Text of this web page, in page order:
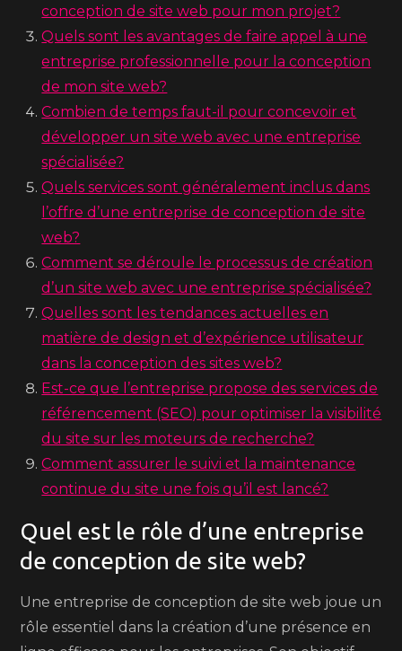
conception de site web pour mon projet?
Quels sont les avantages de faire appel à une
entreprise professionnelle pour la conception
de mon site web?
Combien de temps faut-il pour concevoir et
développer un site web avec une entreprise
spécialisée?
Quels services sont généralement inclus dans
l’offre d’une entreprise de conception de site
web?
Comment se déroule le processus de création
d’un site web avec une entreprise spécialisée?
Quelles sont les tendances actuelles en
matière de design et d’expérience utilisateur
dans la conception des sites web?
Est-ce que l’entreprise propose des services de
référencement (SEO) pour optimiser la visibilité
du site sur les moteurs de recherche?
Comment assurer le suivi et la maintenance
continue du site une fois qu’il est lancé?
Quel est le rôle d’une entreprise
de conception de site web?
Une entreprise de conception de site web joue un
rôle essentiel dans la création d’une présence en